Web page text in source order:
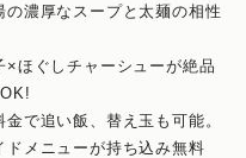
濃厚なスープと太麺の相性
ほぐしチャーシューが絶品
で追い飯、替え玉も可能。
メニューが持ち込み無料